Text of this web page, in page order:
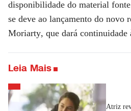
disponibilidade do material fonte
se deve ao lançamento do novo
Moriarty, que dará continuidade
Leia Mais
Atriz